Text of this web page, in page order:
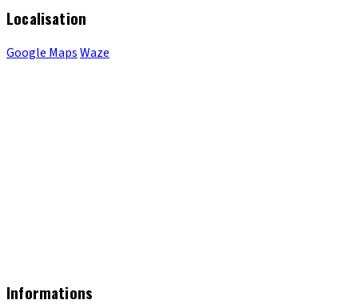
Localisation
Google MapsWaze
Informations